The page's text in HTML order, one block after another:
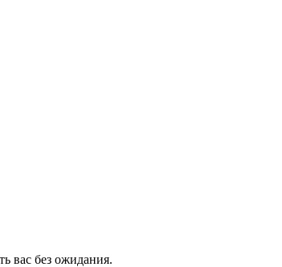
вас без ожидания.